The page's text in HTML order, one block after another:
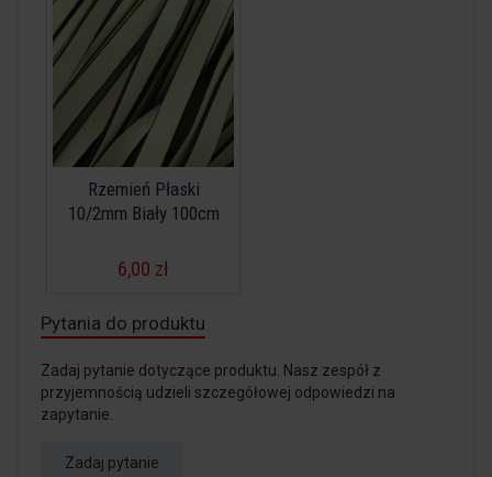
Rzemień Płaski
10/2mm Biały 100cm
6,00 zł
Pytania do produktu
Zadaj pytanie dotyczące produktu. Nasz zespół z
przyjemnością udzieli szczegółowej odpowiedzi na
zapytanie.
Zadaj pytanie